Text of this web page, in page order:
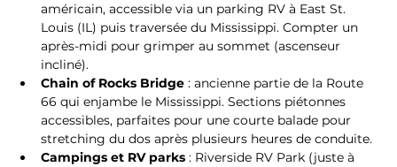
américain, accessible via un parking RV à East St.
Louis (IL) puis traversée du Mississippi. Compter un
après-midi pour grimper au sommet (ascenseur
incliné).
Chain of Rocks Bridge : ancienne partie de la Route
66 qui enjambe le Mississippi. Sections piétonnes
accessibles, parfaites pour une courte balade pour
stretching du dos après plusieurs heures de conduite.
Campings et RV parks : Riverside RV Park (juste à